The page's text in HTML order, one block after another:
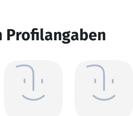
Profilangaben